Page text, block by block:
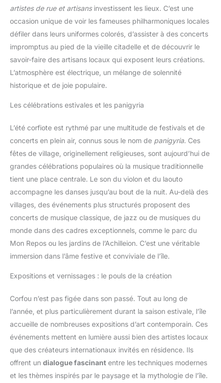
artistes de rue et artisansinvestissent les lieux. C’est une
occasion unique de voir les fameuses philharmoniques locales
défiler dans leurs uniformes colorés, d’assister à des concerts
impromptus au pied de la vieille citadelle et de découvrir le
savoir-faire des artisans locaux qui exposent leurs créations.
L’atmosphère est électrique, un mélange de solennité
historique et de joie populaire.
Les célébrations estivales et les panigyria
L’été corfiote est rythmé par une multitude de festivals et de
concerts en plein air, connus sous le nom de panigyria. Ces
fêtes de village, originellement religieuses, sont aujourd’hui de
grandes célébrations populaires où la musique traditionnelle
tient une place centrale. Le son du violon et du laouto
accompagne les danses jusqu’au bout de la nuit. Au-delà des
villages, des événements plus structurés proposent des
concerts de musique classique, de jazz ou de musiques du
monde dans des cadres exceptionnels, comme le parc du
Mon Repos ou les jardins de l’Achilleion. C’est une véritable
immersion dans l’âme festive et conviviale de l’île.
Expositions et vernissages : le pouls de la création
Corfou n’est pas figée dans son passé. Tout au long de
l’année, et plus particulièrement durant la saison estivale, l’île
accueille de nombreuses expositions d’art contemporain. Ces
événements mettent en lumière aussi bien des artistes locaux
que des créateurs internationaux invités en résidence. Ils
offrent un dialogue fascinant entre les techniques modernes
et les thèmes inspirés par le paysage et la mythologie de l’île.